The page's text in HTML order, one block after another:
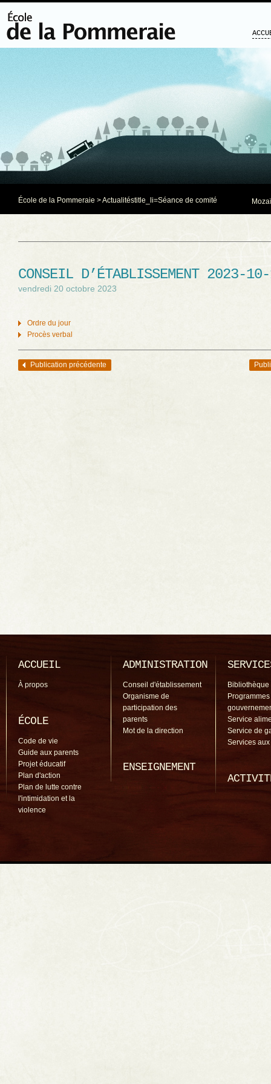
École de la Pommeraie >Actualitéstitle_li=Séance de comité
CONSEIL D’ÉTABLISSEMENT 2023-
vendredi 20 octobre 2023
Ordre du jour
Procès verbal
Navigation des articles
Publication précédente
ACCUEIL
À propos
ÉCOLE
Code de vie
Guide aux parents
Projet éducatif
Plan d'action
Plan de lutte contre
l'intimidation et la
violence
ADMINISTRATION
Conseil d'établissement
Organisme de
participation des
parents
Mot de la direction
ENSEIGNEMENT
Bibliothèque
Programmes
Service
Service de
Services